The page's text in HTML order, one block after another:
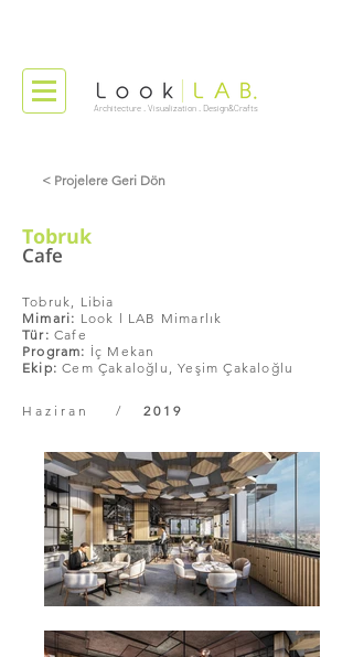
Architecture . Visualization . Design&Crafts
< Projelere Geri Dön
Tobruk
Cafe
Tobruk, Libia
Mimari: Look l LAB Mimarlık
Tür: Cafe
Program: İç Mekan
Ekip:Cem Çakaloğlu, Yeşim Çakaloğlu
Haziran / 2019